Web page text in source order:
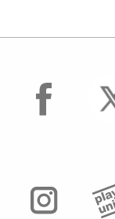
facebook